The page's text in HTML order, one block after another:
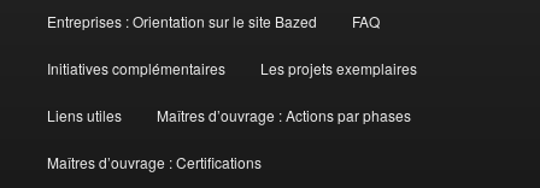
Entreprises : Orientation sur le site Bazed FAQ
Initiatives complémentaires Les projets exemplaires
Liens utiles Maîtres d’ouvrage : Actions par phases
Maîtres d’ouvrage : Certifications